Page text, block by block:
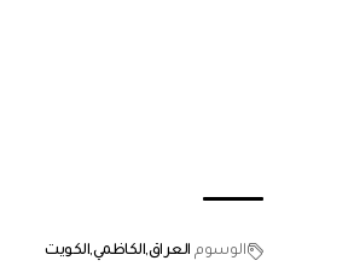
الوسوم العراق الكاظمي الكويت